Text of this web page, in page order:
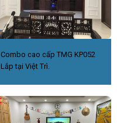
Combo cao cấp TMG KP052
Lắp tại Việt Trì.